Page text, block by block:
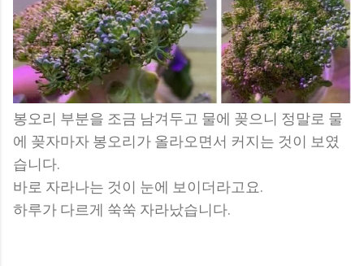
봉오리 부분을 조금 남겨두고 물에 꽂으니 정말로 물
에 꽂자마자 봉오리가 올라오면서 커지는 것이 보였
습니다.
바로 자라나는 것이 눈에 보이더라고요.
하루가 다르게 쑥쑥 자라났습니다.